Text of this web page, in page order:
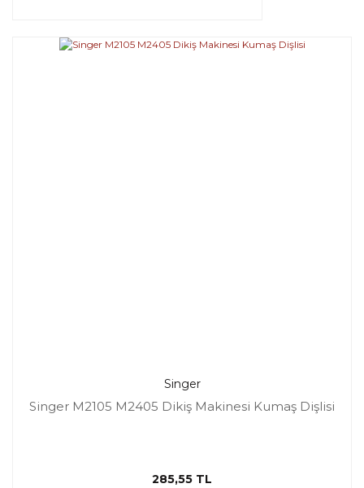
Singer
Singer M2105 M2405 Dikiş Makinesi Kumaş Dişlisi
285,55 TL